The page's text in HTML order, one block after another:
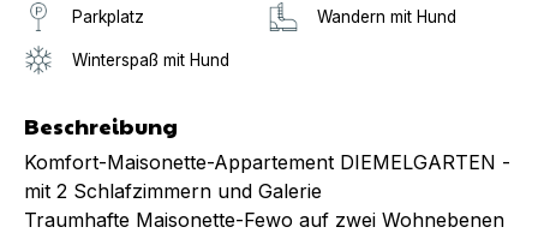
Parkplatz Wandern mit Hund
Winterspaß mit Hund
Beschreibung
Komfort-Maisonette-Appartement DIEMELGARTEN -
mit 2 Schlafzimmern und Galerie
Traumhafte Maisonette-Fewo auf zwei Wohnebenen